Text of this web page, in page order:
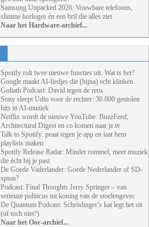
Samsung Unpacked 2026: Vouwbare telefoons,
slimme horloges én een bril die alles ziet
Naar het Hardware-archief...
Spotify rolt twee nieuwe functies uit. Wat is het?
Google maakt AI-liedjes die (bijna) echt klinken
Goliath Podcast: David tegen de reus
Sony sleept Udio voor de rechter: 30.000 gestolen
hits in AI-muziek
Netflix wordt de nieuwe YouTube: BuzzFeed,
Architectural Digest en co komen naar je tv
Talk to Spotify: praat tegen je app en laat hem
playlists maken
Spotify Release Radar: Minder rommel, meer muziek
die écht bij je past
De Goede Vaderlander: Goede Nederlander of SD-
spion?
Podcast: Final Thoughts Jerry Springer – van
serieuze politicus tot koning van de stoelengevec
De Quantum Podcast: Schrödinger’s kat legt het uit
(of toch niet?)
Naar het Oor-archief...